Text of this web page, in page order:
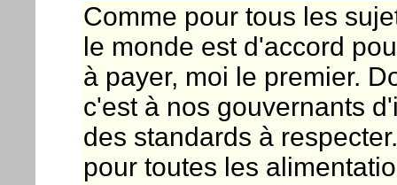
Comme pour tous les
le monde est d'accord
à payer, moi le premier.
c'est à nos gouvernants
des standards à
pour toutes les